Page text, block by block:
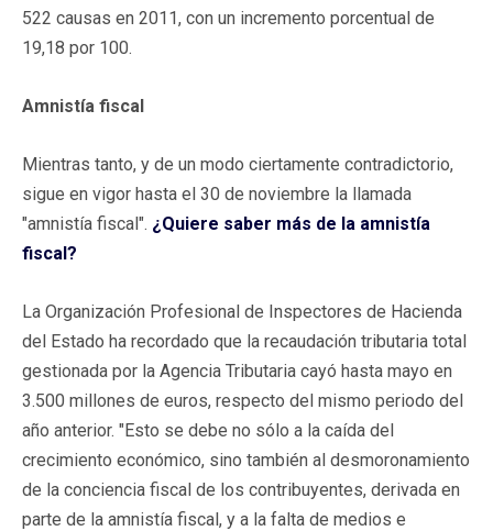
522 causas en 2011, con un incremento porcentual de
19,18 por 100.
Amnistía fiscal
Mientras tanto, y de un modo ciertamente contradictorio,
sigue en vigor hasta el 30 de noviembre la llamada
"amnistía fiscal". ¿Quiere saber más de la amnistía
fiscal?
La Organización Profesional de Inspectores de Hacienda
del Estado ha recordado que la recaudación tributaria total
gestionada por la Agencia Tributaria cayó hasta mayo en
3.500 millones de euros, respecto del mismo periodo del
año anterior. "Esto se debe no sólo a la caída del
crecimiento económico, sino también al desmoronamiento
de la conciencia fiscal de los contribuyentes, derivada en
parte de la amnistía fiscal, y a la falta de medios e